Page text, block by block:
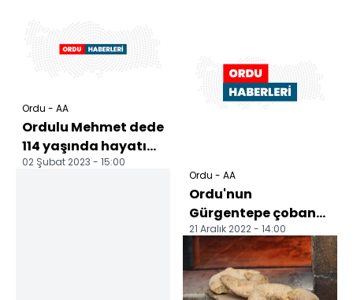
Ordu - AA
Ordulu Mehmet dede
114 yaşında hayatını
kaybetti
02 Şubat 2023 - 15:00
Ordu - AA
Ordu'nun
Gürgentepe çoban
fasulyesi coğrafi
işaretle tescillendi
21 Aralık 2022 - 14:00